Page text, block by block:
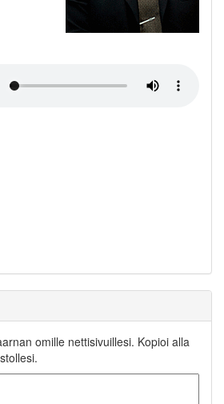
omille nettisivuillesi. Kopioi alla